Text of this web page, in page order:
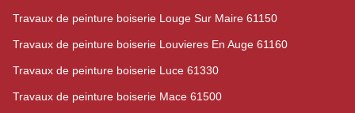
Travaux de peinture boiserie Louge Sur Maire 61150
Travaux de peinture boiserie Louvieres En Auge 61160
Travaux de peinture boiserie Luce 61330
Travaux de peinture boiserie Mace 61500